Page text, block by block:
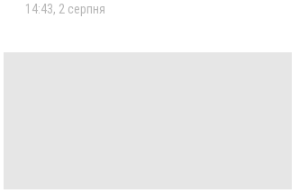
14:43, 2 серпня